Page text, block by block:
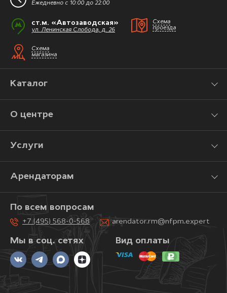
Ежедневно с 10:00 до 22:00
ст.м. «Автозаводская»
ул. Ленинская Слобода, д. 26
Схема
проезда
Схема
магазина
Каталог
О центре
Услуги
Арендаторам
Мы в соц. сетях
По всем вопросам
+7 (495) 568-0-568 arendator.rm@nfpm.expert
Вид оплаты